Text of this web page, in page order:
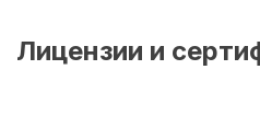
Лицензии и